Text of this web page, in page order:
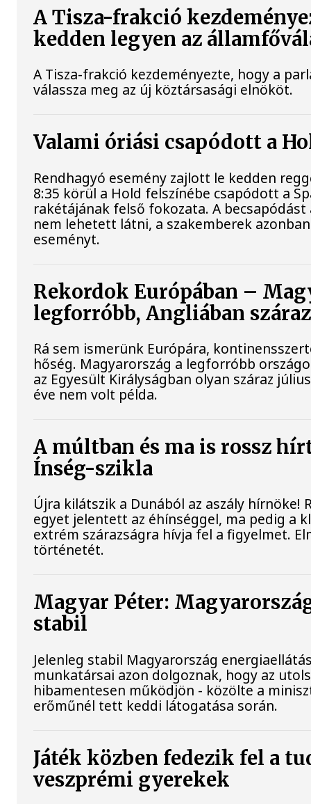
A Tisza-frakció
kedden legyen az
A Tisza-frakció kezdeményezte, hogy a
válassza meg az új köztársasági elnököt.
Valami óriási csapódott a
Rendhagyó esemény zajlott le kedden
8:35 körül a Hold felszínébe csapódott a
rakétájának felső fokozata. A becsapódást
nem lehetett látni, a szakemberek
eseményt.
Rekordok Európában –
legforróbb, Angliában
Rá sem ismerünk Európára,
hőség. Magyarország a legforróbb
az Egyesült Királyságban olyan száraz
éve nem volt példa.
A múltban és ma is rossz
Ínség-szikla
Újra kilátszik a Dunából az aszály hírnöke!
egyet jelentett az éhínséggel, ma pedig a
extrém szárazságra hívja fel a figyelmet.
történetét.
Magyar Péter:
stabil
Jelenleg stabil Magyarország
munkatársai azon dolgoznak, hogy az
hibamentesen működjön - közölte a
erőműnél tett keddi látogatása során.
Játék közben fedezik fel a
veszprémi gyerekek